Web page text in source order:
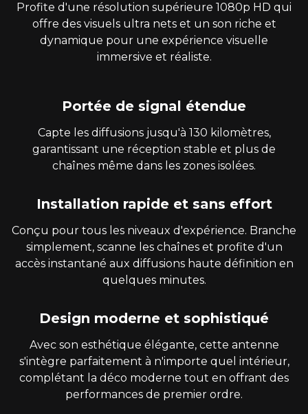
Profite d'une résolution supérieure 1080p HD qui
offre des visuels ultra nets et un son riche et
dynamique pour une expérience visuelle
immersive et réaliste.
Portée de signal étendue
Capte les diffusions jusqu'à 130 kilomètres,
garantissant une réception stable et plus de
chaînes même dans les zones isolées.
Installation rapide et sans effort
Conçu pour tous les niveaux d'expérience. Branche
simplement, scanne les chaînes et profite d'un
accès instantané aux diffusions haute définition en
quelques minutes.
Design moderne et sophistiqué
Avec son esthétique élégante, cette antenne
s'intègre parfaitement à n'importe quel intérieur,
complétant la déco moderne tout en offrant des
performances de premier ordre.